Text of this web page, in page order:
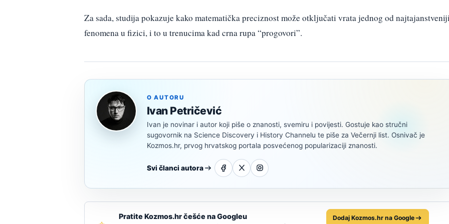
Za sada, studija pokazuje kako matematička preciznost može otključati vrata jednog od
fenomena u fizici, i to u trenucima kad crna rupa “progovori”.
O AUTORU
Ivan Petričević
Ivan je novinar i autor koji piše o znanosti, svemiru i povijesti. Gostuje kao stručni
sugovornik na Science Discovery i History Channelu te piše za Večernji list. Osnivač je
Kozmos.hr, prvog hrvatskog portala posvećenog popularizaciji znanosti.
Svi članci autora
Pratite Kozmos.hr češće na Googleu Dodaj Kozmos.hr na Google